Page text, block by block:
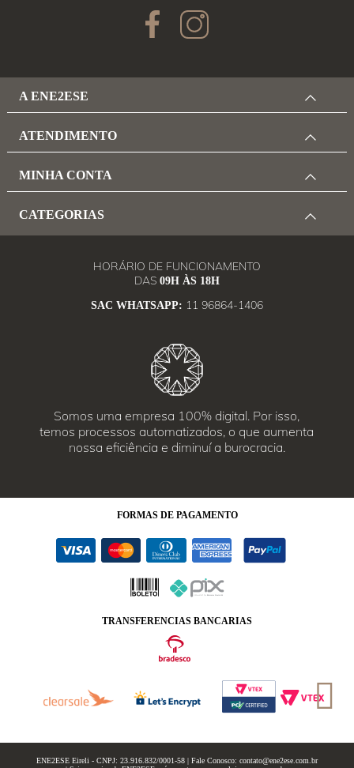
A ENE2ESE
ATENDIMENTO
MINHA CONTA
CATEGORIAS
HORÁRIO DE FUNCIONAMENTO
DAS 09H ÀS 18H
SAC WHATSAPP: 11 96864-1406
Somos uma empresa 100% digital. Por isso,
temos processos automatizados, o que aumenta
nossa eficiência e diminuí a burocracia.
FORMAS DE PAGAMENTO
TRANSFERENCIAS BANCARIAS
ENE2ESE Eireli - CNPJ: 23.916.832/0001-58 | Fale Conosco: contato@ene2ese.com.br